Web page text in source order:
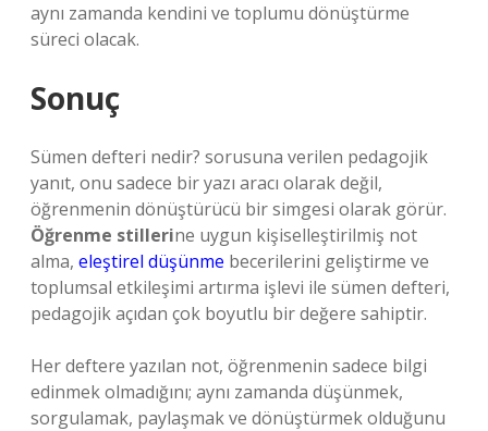
aynı zamanda kendini ve toplumu dönüştürme
süreci olacak.
Sonuç
Sümen defteri nedir? sorusuna verilen pedagojik
yanıt, onu sadece bir yazı aracı olarak değil,
öğrenmenin dönüştürücü bir simgesi olarak görür.
Öğrenme stillerine uygun kişiselleştirilmiş not
alma, eleştirel düşünme becerilerini geliştirme ve
toplumsal etkileşimi artırma işlevi ile sümen defteri,
pedagojik açıdan çok boyutlu bir değere sahiptir.
Her deftere yazılan not, öğrenmenin sadece bilgi
edinmek olmadığını; aynı zamanda düşünmek,
sorgulamak, paylaşmak ve dönüştürmek olduğunu